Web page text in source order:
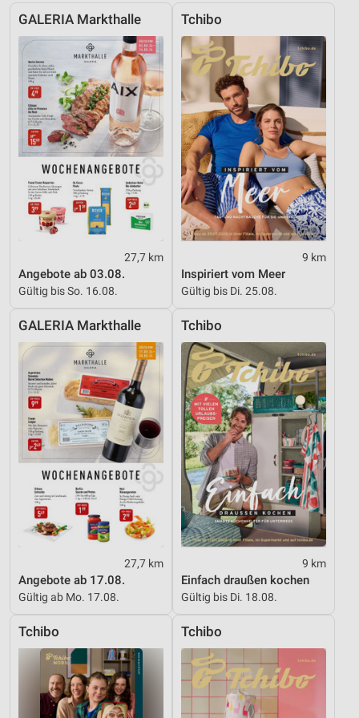
GALERIA Markthalle
27,7 km
Angebote ab 03.08.
Gültig bis So. 16.08.
Tchibo
9 km
Inspiriert vom Meer
Gültig bis Di. 25.08.
GALERIA Markthalle
27,7 km
Angebote ab 17.08.
Gültig ab Mo. 17.08.
Tchibo
9 km
Einfach draußen kochen
Gültig bis Di. 18.08.
Tchibo Tchibo
Erstellung von Profilen zur Personalisierung
von Inhalten
Verwendung von Profilen zur Auswahl
personalisierter Inhalte
Messung der Werbeleistung
Messung der Performance von Inhalten
Analyse von Zielgruppen durch Statistiken oder
Kombinationen von Daten aus verschiedenen
Quellen
Entwicklung und Verbesserung der Angebote
Verwendung reduzierter Daten zur Auswahl von
Inhalten
Verwendung genauer Standortdaten
Geräte anhand von aktiv angeforderten
Informationen identifizieren
Nicht-IAB-Verarbeitungszwecke:
Notwendig
Performance
Funktional
Werbung